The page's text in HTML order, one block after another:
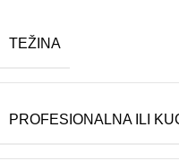
TEŽINA
PROFESIONALNA ILI